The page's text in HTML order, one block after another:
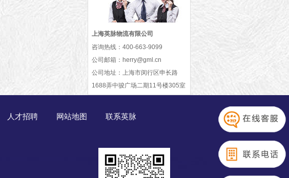
上海英脉物流有限公司
咨询热线： 400-663-9099
公司邮箱： herry@gml.cn
公司地址： 上海市闵行区申长路
1688弄中骏广场二期11号楼305室
人才招聘 网站地图 联系英脉